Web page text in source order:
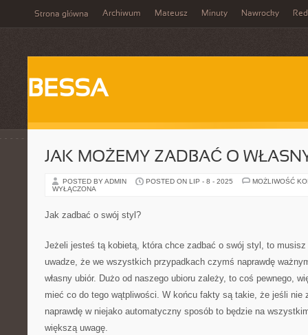
Strona główna Archiwum Mateusz Minuty Nawrocky
BESSA
JAK MOŻEMY ZADBAĆ O
POSTED BY ADMIN POSTED ON LIP - 8 - 2025
MOŻLIWOŚĆ
WYŁĄCZONA
Jak zadbać o swój styl?
Jeżeli jesteś tą kobietą, która chce zadbać o swój styl, to
uwadze, że we wszystkich przypadkach czymś naprawdę
własny ubiór. Dużo od naszego ubioru zależy, to coś pewnego,
mieć co do tego wątpliwości. W końcu fakty są takie, że jeśli nie
naprawdę w niejako automatyczny sposób to będzie na
większą uwagę.